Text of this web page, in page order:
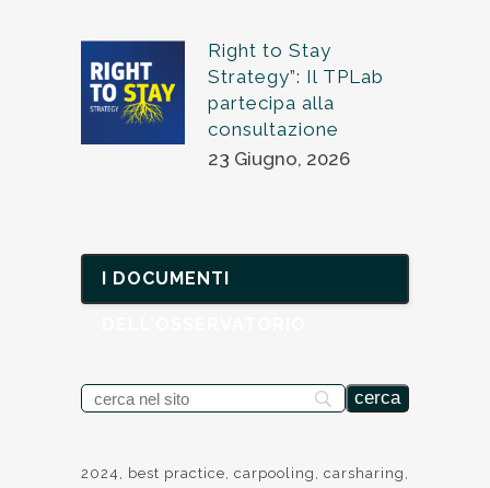
Right to Stay
Strategy”: Il TPLab
partecipa alla
consultazione
23 Giugno, 2026
I DOCUMENTI
2024 best practice carpooling
carsharing